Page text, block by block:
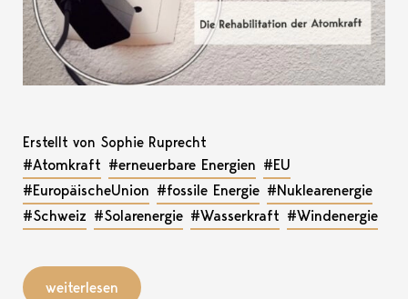
Erstellt von Sophie Ruprecht
#Atomkraft #erneuerbare Energien #EU
#EuropäischeUnion #fossile Energie #Nuklearenergie
#Schweiz #Solarenergie #Wasserkraft #Windenergie
weiterlesen